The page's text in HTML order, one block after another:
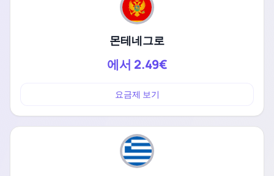
몬테네그로
에서 2.49€
요금제 보기